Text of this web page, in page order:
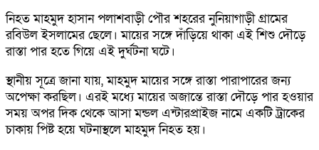
নিহত মাহমুদ হাসান পলাশবাড়ী পৌর শহরের নুনিয়াগাড়ী গ্রামের
রবিউল ইসলামের ছেলে। মায়ের সঙ্গে দাঁড়িয়ে থাকা এই শিশু দৌড়ে
রাস্তা পার হতে গিয়ে এই দুর্ঘটনা ঘটে।
স্থানীয় সূত্রে জানা যায়, মাহমুদ মায়ের সঙ্গে রাস্তা পারাপারের জন্য
অপেক্ষা করছিল। এরই মধ্যে মায়ের অজান্তে রাস্তা দৌড়ে পার হওয়ার
সময় অপর দিক থেকে আসা মন্ডল এন্টারপ্রাইজ নামে একটি ট্রাকের
চাকায় পিষ্ট হয়ে ঘটনাস্থলে মাহমুদ নিহত হয়।